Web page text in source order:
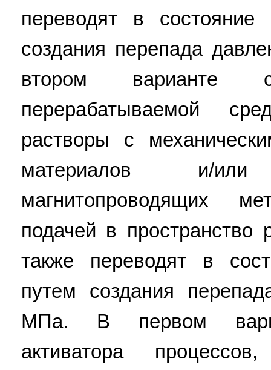
переводят в
создания перепада
втором варианте
перерабатываемой
растворы с
материалов и/
магнитопроводящих
подачей в пространство
также переводят в
путем создания
МПа. В первом
активатора